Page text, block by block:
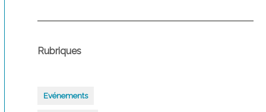
Rubriques
Evénements